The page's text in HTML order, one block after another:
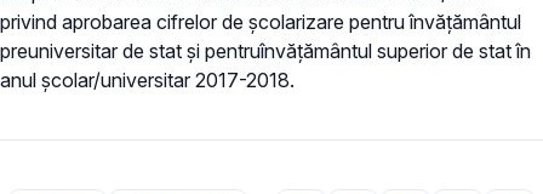
privind aprobarea cifrelor de școlarizare pentru învățământul
preuniversitar de stat și pentruînvățământul superior de stat în
anul școlar/universitar 2017-2018.